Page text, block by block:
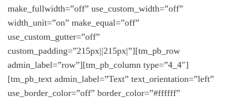
make_fullwidth=”off” use_custom_width=”off”
width_unit=”on” make_equal=”off”
use_custom_gutter=”off”
custom_padding=”215px||215px|”][tm_pb_row
admin_label=”row”][tm_pb_column type=”4_4″]
[tm_pb_text admin_label=”Text” text_orientation=”left”
use_border_color=”off” border_color=”#ffffff”